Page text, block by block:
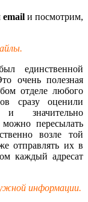
email и посмотрим,
единственной
очень полезная
отделе любого
сразу оценили
значительно
пересылать
возле той
отправлять их в
каждый адресат
информации.